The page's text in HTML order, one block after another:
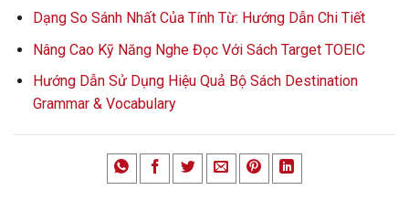
Dạng So Sánh Nhất Của Tính Từ: Hướng Dẫn Chi Tiết
Nâng Cao Kỹ Năng Nghe Đọc Với Sách Target TOEIC
Hướng Dẫn Sử Dụng Hiệu Quả Bộ Sách Destination
Grammar & Vocabulary